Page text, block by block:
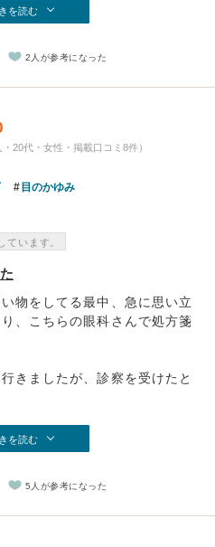
を読む
2人が参考になった
20代・女性・掲載口コミ8件）
目のかゆみ
ています。
物をしてる最中、急に思い立
、こちらの眼科さんで処方箋
きましたが、診察を受けたと
を読む
5人が参考になった